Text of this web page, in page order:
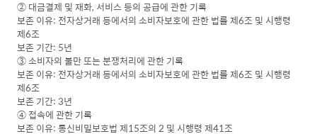
② 대금결제 및 재화, 서비스 등의 공급에 관한 기록
보존 이유: 전자상거래 등에서의 소비자보호에 관한 법률 제6조 및 시행령
제6조
보존 기간: 5년
③ 소비자의 불만 또는 분쟁처리에 관한 기록
보존 이유: 전자상거래 등에서의 소비자보호에 관한 법률 제6조 및 시행령
제6조
보존 기간: 3년
④ 접속에 관한 기록
보존 이유: 통신비밀보호법 제15조의 2 및 시행령 제41조